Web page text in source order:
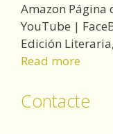
Amazon
YouTube |
Edición
Read more
Contacte